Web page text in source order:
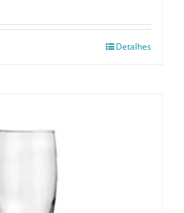
Detalhes